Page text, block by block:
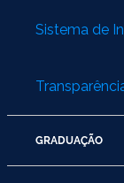
Sistema de
GRADUAÇÃO